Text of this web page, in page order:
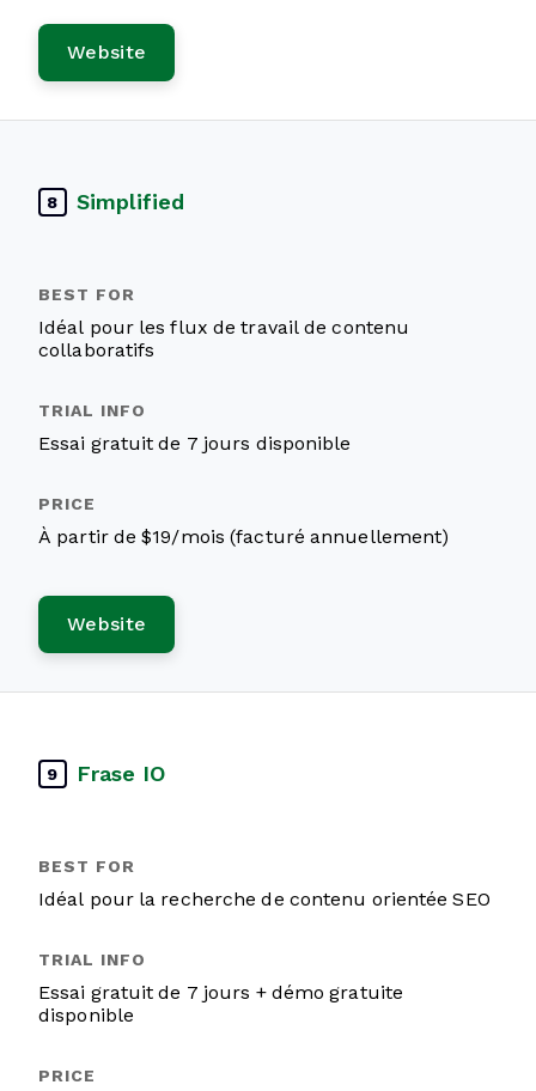
Website
8 Simplified
Idéal pour les flux de travail de contenu
collaboratifs
Essai gratuit de 7 jours disponible
À partir de $19/mois (facturé annuellement)
Website
9 Frase IO
Idéal pour la recherche de contenu orientée SEO
Essai gratuit de 7 jours + démo gratuite
disponible